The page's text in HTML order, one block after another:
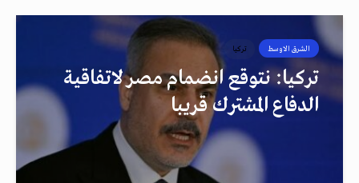
الشرق الاوسط تركيا
تركيا: نتوقع انضمام مصر لاتفاقية
الدفاع المشترك قريبا